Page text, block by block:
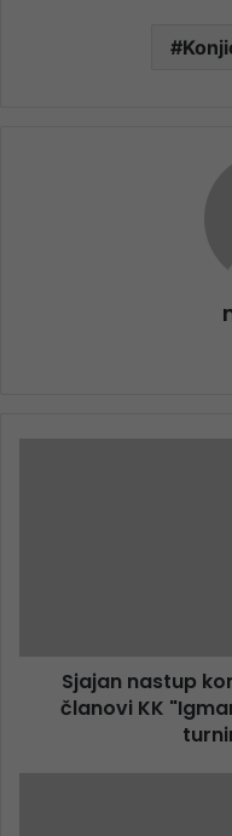
Sjajan nastup
članovi KK